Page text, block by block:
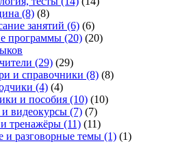
(8) (8)
занятий (6) (6)
программы (20) (20)
(29) (29)
и справочники (8) (8)
(4) (4)
и пособия (10) (10)
видеокурсы (7) (7)
тренажёры (11) (11)
и разговорные темы (1) (1)